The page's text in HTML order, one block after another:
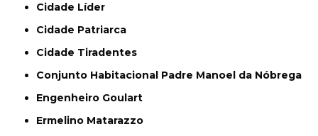
Cidade Líder
Cidade Patriarca
Cidade Tiradentes
Conjunto Habitacional Padre Manoel da Nóbrega
Engenheiro Goulart
Ermelino Matarazzo